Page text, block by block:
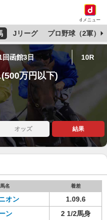
dメニュー
Jリーグ プロ野球（2軍）
回函館3日 10R
万円以下)
オッズ 結果
馬名 着差
オン
1.09.6
ン
2 1/2馬身